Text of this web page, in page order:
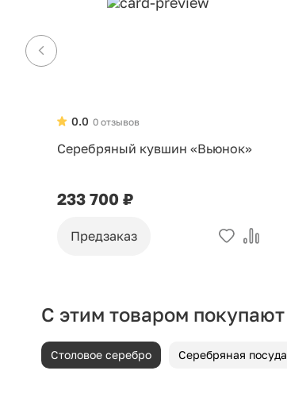
0 отзывов
0.0
Серебряный кувшин «Вьюнок»
233 700 ₽
Предзаказ
С этим товаром покупают
Столовое серебро Серебряная посуда